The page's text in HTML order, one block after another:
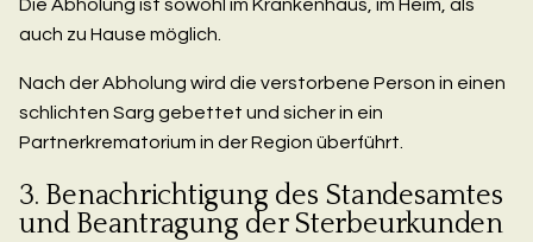
Die Abholung ist sowohl im Krankenhaus, im Heim, als
auch zu Hause möglich.
Nach der Abholung wird die verstorbene Person in einen
schlichten Sarg gebettet und sicher in ein
Partnerkrematorium in der Region überführt.
3. Benachrichtigung des Standesamtes
und Beantragung der Sterbeurkunden